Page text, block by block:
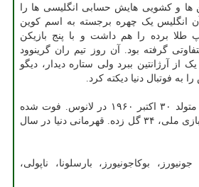
و کشویی هایش حسابی انگلیسی ها را
آن انگلیس یک چهره برجسته به اسم کوین
طلا برده را هم داشت و با پنج بازیکن
گرفته بود. آن روز تیم ران گرینوود
شد بازی را ۳ بر یک از آرژانتین ببرد ولی ستاره دیدار، دیگو
به فوتبال دنیا دیکته کرد.
دیگو مارادونا: آرژانتینی. متولد ۳۰ اکتبر ۱۹۶۰ در لانوس. فوت شده
در ۲۵ نوامبر ۲۰۲۰. ۹۱ بازی ملی، ۳۴ گل زده. قهرمانی دنیا در سال
بوکاجونیورز، بارسلونا، ناپولی،